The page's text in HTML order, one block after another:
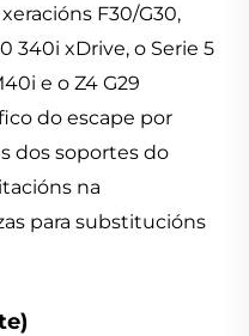
F30/G30,
340i xDrive, o Serie 5
e o Z4 G29
do escape por
dos soportes do
na
para substitucións